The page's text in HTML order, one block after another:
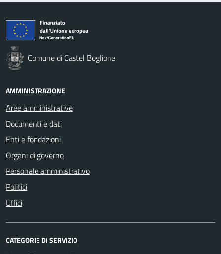
Comune di Castel Boglione
AMMINISTRAZIONE
Aree amministrative
Documenti e dati
Enti e fondazioni
Organi di governo
Personale amministrativo
Politici
Uffici
CATEGORIE DI SERVIZIO